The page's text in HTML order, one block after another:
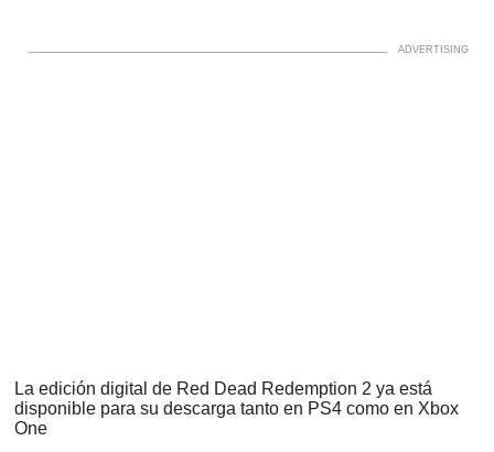
La edición digital de Red Dead Redemption 2 ya está
disponible para su descarga tanto en PS4 como en Xbox
One